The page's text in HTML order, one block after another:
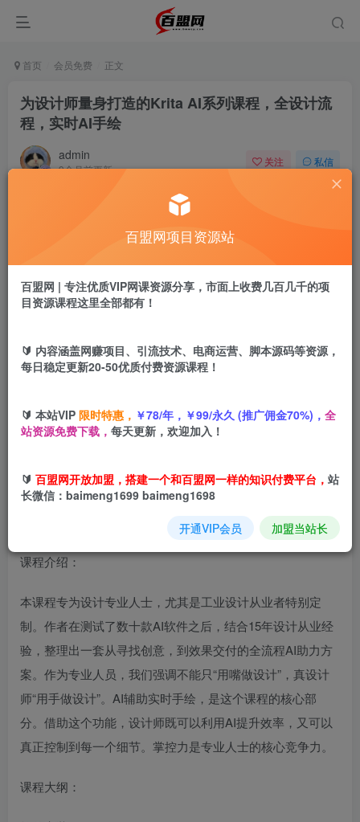
首页 会员免费 正文
为设计师量身打造的Krita AI系列课程，全设计流
程，实时AI手绘
admin
9个月前更新
关注 私信
盟币 9.9
立即购买
为设计师量身打造的Krita AI系列课程，全设计流程，实时AI
课程介绍：
本课程专为设计专业人士，尤其是工业设计从业者特别定
制。作者在测试了数十款AI软件之后，结合15年设计从业经
验，整理出一套从寻找创意，到效果交付的全流程AI助力方
案。作为专业人员，我们强调不能只“用嘴做设计”，真设计
师“用手做设计”。AI辅助实时手绘，是这个课程的核心部
分。借助这个功能，设计师既可以利用AI提升效率，又可以
真正控制到每一个细节。掌控力是专业人士的核心竞争力。
课程大纲：
百盟网项目资源站
百盟网 | 专注优质VIP网课资源分享，市面上收费几百几千的项
目资源课程这里全部都有！
🔰 内容涵盖网赚项目、引流技术、电商运营、脚本源码等资源，
每日稳定更新20-50优质付费资源课程！
🔰 本站VIP 限时特惠， ￥78/年，￥99/永久 (推广佣金70%)， 全
站资源免费下载， 每天更新，欢迎加入！
🔰 百盟网开放加盟，搭建一个和百盟网一样的知识付费平台， 站
长微信：baimeng1699 baimeng1698
开通VIP会员 加盟当站长